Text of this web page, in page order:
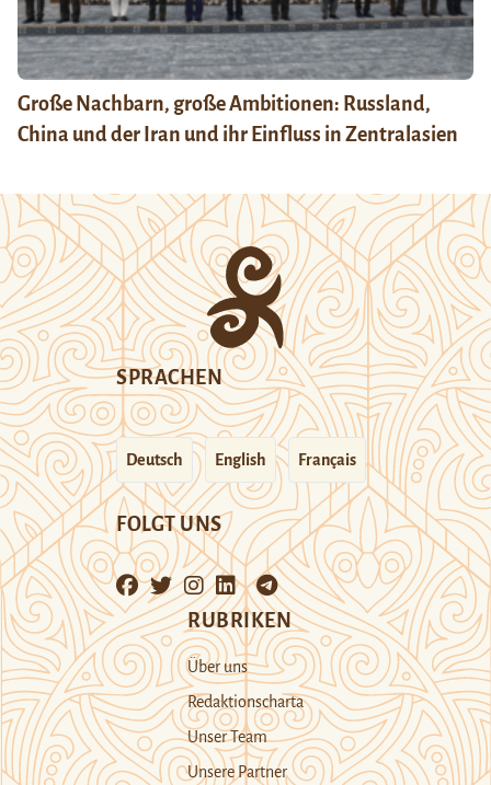
Große Nachbarn, große Ambitionen: Russland,
China und der Iran und ihr Einfluss in Zentralasien
SPRACHEN
Deutsch English Français
FOLGT UNS
RUBRIKEN
Über uns
Redaktionscharta
Unser Team
Unsere Partner